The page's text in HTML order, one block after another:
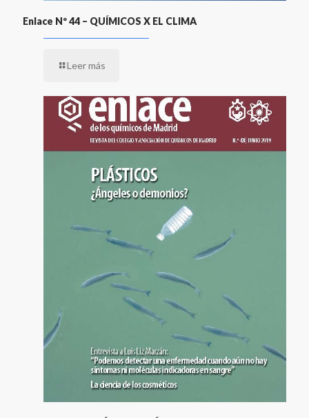
Enlace Nº 44 – QUÍMICOS X EL CLIMA
Leer más